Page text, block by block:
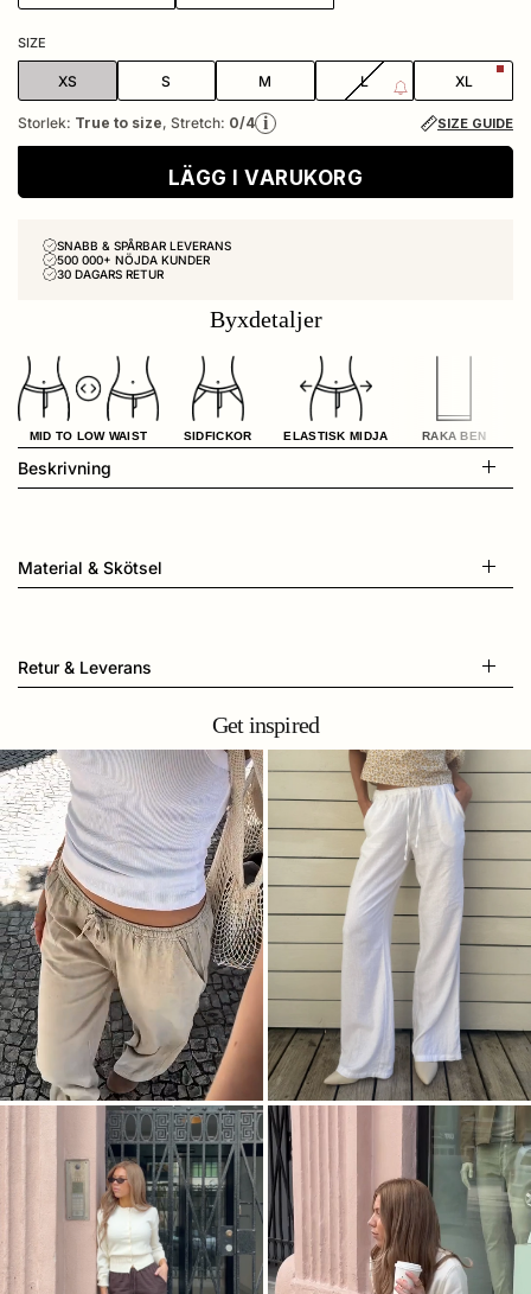
SIZE
XS S M L XL
Storlek: True to size, Stretch: 0/4 i SIZE GUIDE
LÄGG I VARUKORG
SNABB & SPÅRBAR LEVERANS
500 000+ NÖJDA KUNDER
30 DAGARS RETUR
Byxdetaljer
MID TO LOW WAIST SIDFICKOR ELASTISK MIDJA RAKA BEN
Beskrivning
Material & Skötsel
Retur & Leverans
Get inspired